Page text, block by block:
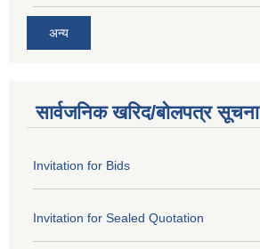
अन्य
सार्वजनिक खरिद/बोलपत्र सूचना
Invitation for Bids
Invitation for Sealed Quotation